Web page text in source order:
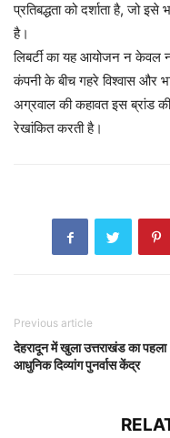
प्रतिबद्धता को दर्शाता है, जो
है।
लिबर्टी का यह आयोजन न केवल
कंपनी के बीच गहरे विश्वास और
अग्रवाल की कहावत इस ब्रांड
रेखांकित करती है।
Previous article
देहरादून में खुला उत्तराखंड का पहला
आधुनिक दिव्यांग पुनर्वास केंद्र